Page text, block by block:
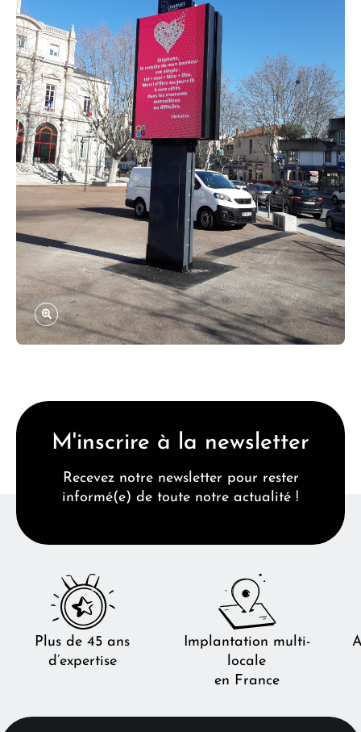
M'inscrire à la newsletter
Recevez notre newsletter pour rester
informé(e) de toute notre actualité !
Plus de 45 ans
d’expertise
Implantation multi-
locale
en France